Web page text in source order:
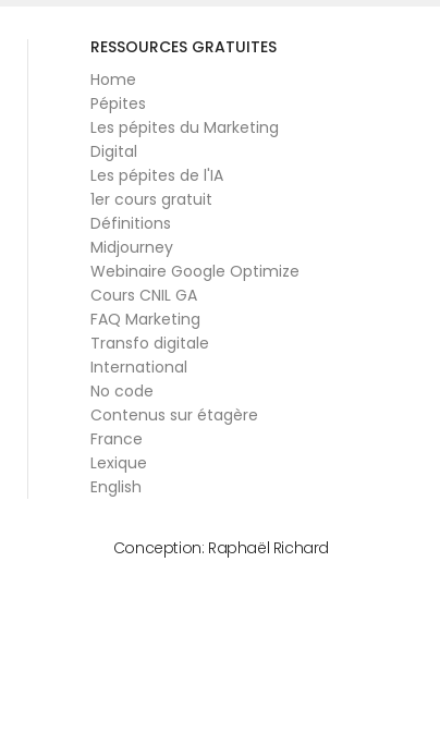
RESSOURCES GRATUITES
Home
Pépites
Les pépites du Marketing
Digital
Les pépites de l'IA
1er cours gratuit
Définitions
Midjourney
Webinaire Google Optimize
Cours CNIL GA
FAQ Marketing
Transfo digitale
International
No code
Contenus sur étagère
France
Lexique
English
Conception: Raphaël Richard